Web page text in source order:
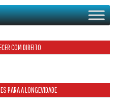
COM DIREITO
PARA A LONGEVIDADE